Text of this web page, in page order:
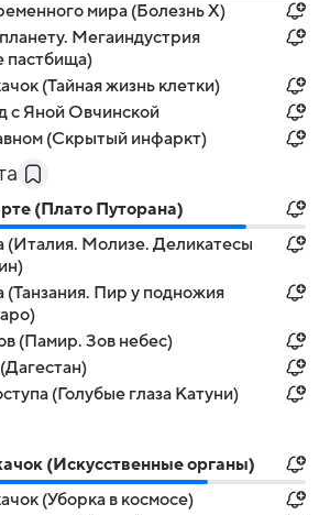
мира (Болезнь Х)
Мегаиндустрия
пастбища)
(Тайная жизнь клетки)
с Яной Овчинской
(Скрытый инфаркт)
(Плато Путорана)
(Италия. Молизе. Деликатесы
(Танзания. Пир у подножия
(Памир. Зов небес)
(Голубые глаза Катуни)
(Искусственные органы)
(Уборка в космосе)